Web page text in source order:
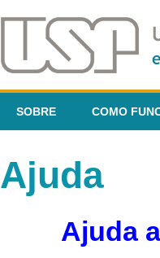
SOBRE COMO
Ajuda
Ajuda